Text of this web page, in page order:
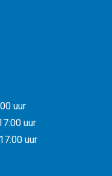
uur
uur
uur